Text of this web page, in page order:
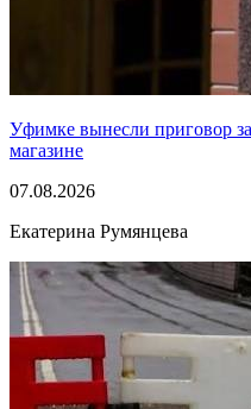
Уфимке вынесли приговор
магазине
07.08.2026
Екатерина Румянцева